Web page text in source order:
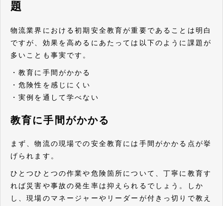
題
物流業界における初期安全教育が重要であることは明白
ですが、効果を高めるにあたっては以下のように課題が
多いことも事実です。
・教育に手間がかかる
・危険性を感じにくい
・実例を通して学べない
教育に手間がかかる
まず、物流の現場での安全教育には手間がかかる点が挙
げられます。
ひとつひとつの作業や危険箇所について、丁寧に教育す
れば災害や事故の発生率は抑えられるでしょう。しか
し、現場のマネージャーやリーダーが付きっ切りで教え